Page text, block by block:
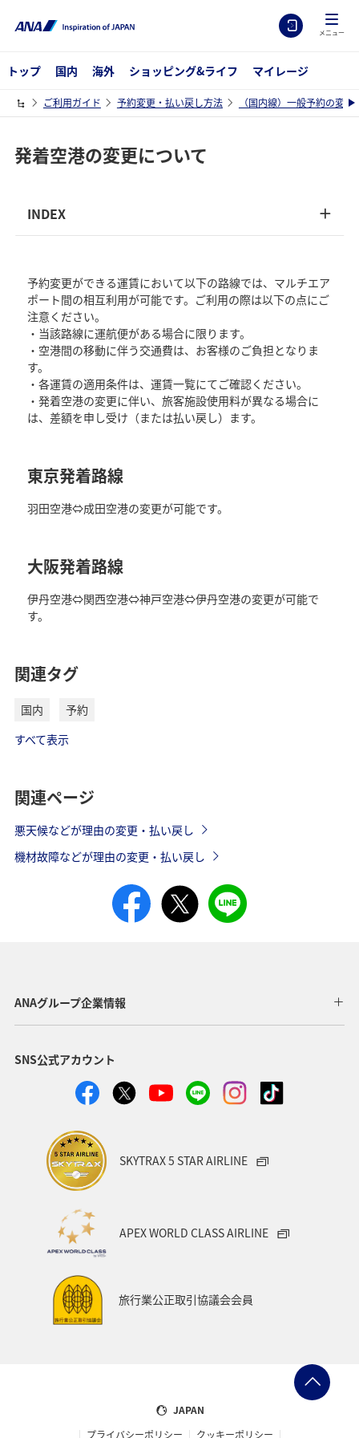
メニュー
トップ 国内 海外 ショッピング&ライフ マイレージ
ご利用ガイド 予約変更・払い戻し方法 （国内線）一般予約の変
発着空港の変更について
INDEX
予約変更ができる運賃において以下の路線では、マルチエア
ポート間の相互利用が可能です。ご利用の際は以下の点にご
注意ください。
・当該路線に運航便がある場合に限ります。
・空港間の移動に伴う交通費は、お客様のご負担となりま
す。
・各運賃の適用条件は、運賃一覧にてご確認ください。
・発着空港の変更に伴い、旅客施設使用料が異なる場合に
は、差額を申し受け（または払い戻し）ます。
東京発着路線
羽田空港⇔成田空港の変更が可能です。
大阪発着路線
伊丹空港⇔関西空港⇔神戸空港⇔伊丹空港の変更が可能で
す。
関連タグ
国内
予約
すべて表示
関連ページ
悪天候などが理由の変更・払い戻し
機材故障などが理由の変更・払い戻し
ANAグループ企業情報
SNS公式アカウント
SKYTRAX 5 STAR AIRLINE
APEX WORLD CLASS AIRLINE
旅行業公正取引協議会会員
JAPAN
プライバシーポリシー
クッキーポリシー